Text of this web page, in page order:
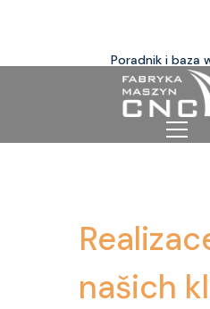
Poradnik i baza
našich